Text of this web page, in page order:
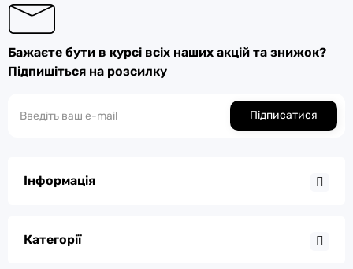
Бажаєте бути в курсі всіх наших акцій та знижок?
Підпишіться на розсилку
Підписатися
Інформація
Категорії